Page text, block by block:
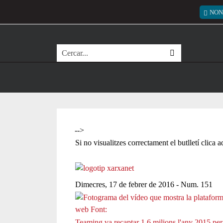
Cerca
-->
Si no visualitzes correctament el butlletí clica
Dimecres, 17 de febrer de 2016 - Num. 151